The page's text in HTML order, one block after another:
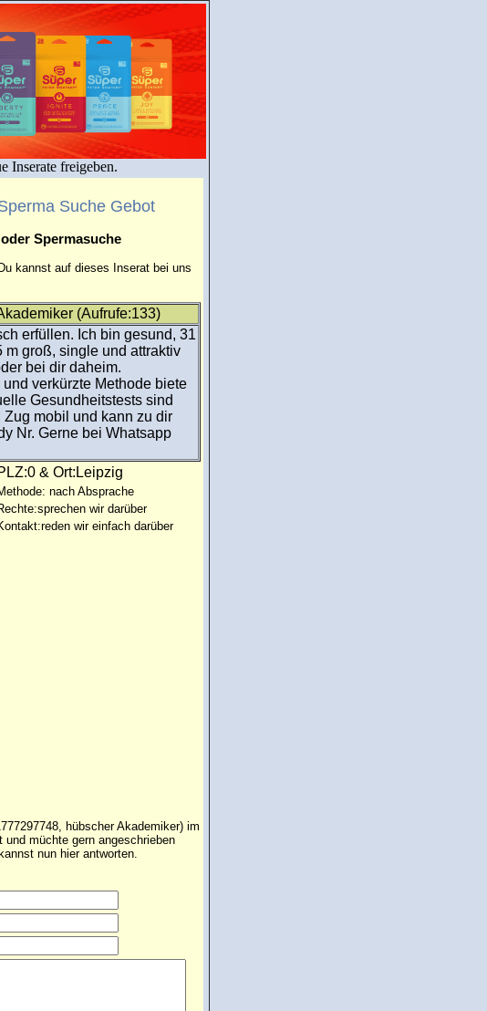
Inserate freigeben.
Suche Gebot
Spermasuche
kannst auf dieses Inserat bei uns
(Aufrufe:133)
erfüllen. Ich bin gesund, 31
m groß, single und attraktiv
bei dir daheim.
verkürzte Methode biete
Gesundheitstests sind
mobil und kann zu dir
Nr. Gerne bei Whatsapp
& Ort:Leipzig
nach Absprache
wir darüber
wir einfach darüber
hübscher Akademiker) im
müchte gern angeschrieben
nun hier antworten.